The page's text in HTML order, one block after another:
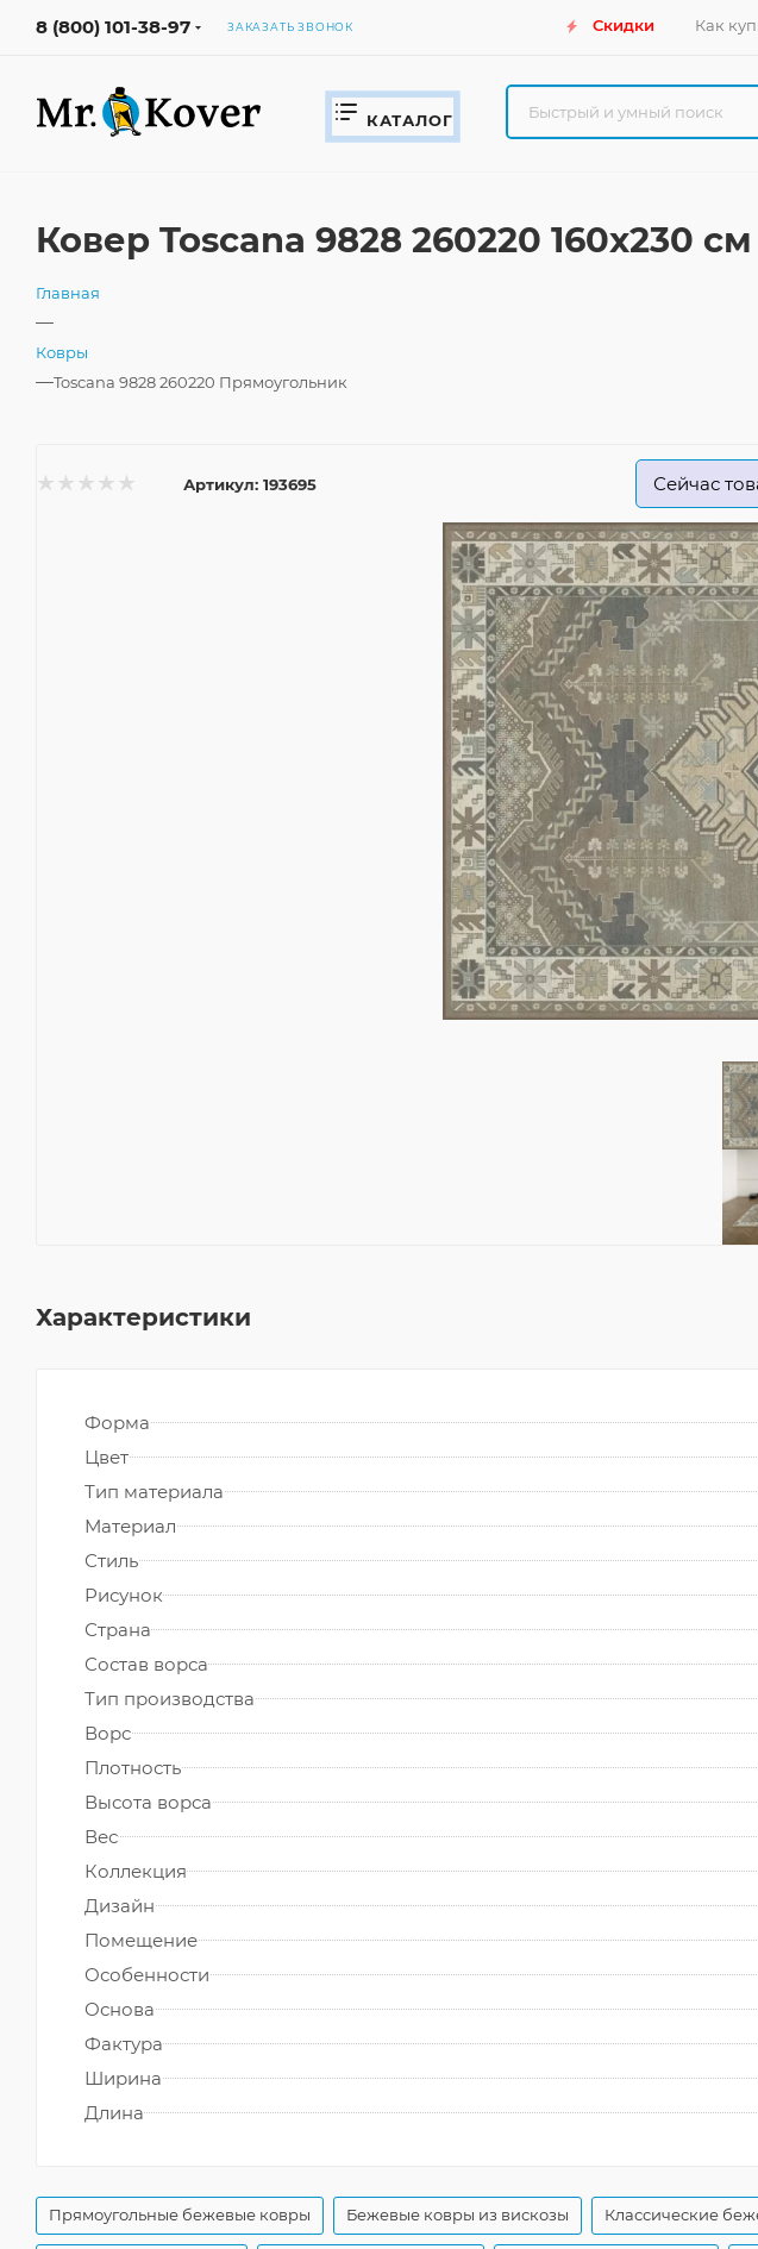
8 (800) 101-38-97 ЗАКАЗАТЬ ЗВОНОК Скидки Как
КАТАЛОГ
Ковер Toscana 9828 260220 160x230
Главная
—
Ковры
—Toscana 9828 260220 Прямоугольник
Артикул: 193695 Сейчас
Характеристики
Форма
Цвет
Тип материала
Материал
Стиль
Рисунок
Страна
Состав ворса
Тип производства
Ворс
Плотность
Высота ворса
Вес
Коллекция
Дизайн
Помещение
Особенности
Основа
Фактура
Ширина
Длина
Прямоугольные бежевые ковры Бежевые ковры из вискозы Классические